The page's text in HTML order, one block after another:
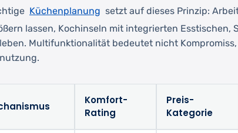
Küchenplanung setzt auf dieses Prinzip:
lassen, Kochinseln mit integrierten Esstischen,
Multifunktionalität bedeutet nicht
Komfort-
Rating
Preis-
Kategorie